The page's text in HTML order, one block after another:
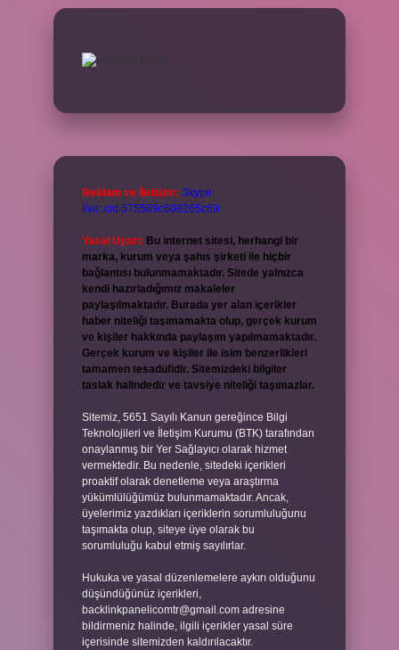
Reklam ve İletişim: Skype:
live:.cid.575569c608265c69
Yasal Uyarı: Bu internet sitesi, herhangi bir
marka, kurum veya şahıs şirketi ile hiçbir
bağlantısı bulunmamaktadır. Sitede yalnızca
kendi hazırladığımız makaleler
paylaşılmaktadır. Burada yer alan içerikler
haber niteliği taşımamakta olup, gerçek kurum
ve kişiler hakkında paylaşım yapılmamaktadır.
Gerçek kurum ve kişiler ile isim benzerlikleri
tamamen tesadüfidir. Sitemizdeki bilgiler
taslak halindedir ve tavsiye niteliği taşımazlar.
Sitemiz, 5651 Sayılı Kanun gereğince Bilgi
Teknolojileri ve İletişim Kurumu (BTK) tarafından
onaylanmış bir Yer Sağlayıcı olarak hizmet
vermektedir. Bu nedenle, sitedeki içerikleri
proaktif olarak denetleme veya araştırma
yükümlülüğümüz bulunmamaktadır. Ancak,
üyelerimiz yazdıkları içeriklerin sorumluluğunu
taşımakta olup, siteye üye olarak bu
sorumluluğu kabul etmiş sayılırlar.
Hukuka ve yasal düzenlemelere aykırı olduğunu
düşündüğünüz içerikleri,
backlinkpanelicomtr@gmail.com adresine
bildirmeniz halinde, ilgili içerikler yasal süre
içerisinde sitemizden kaldırılacaktır.